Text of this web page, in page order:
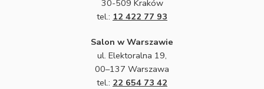
30-509 Kraków
tel.: 12 422 77 93
Salon w Warszawie
ul. Elektoralna 19,
00–137 Warszawa
tel.: 22 654 73 42